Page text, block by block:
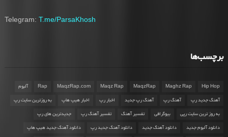
Telegram: T.me/ParsaKhosh
برچسب‌ها
Hip Hop
Maghz Rap
MaqzRap
Maqz Rap
MaqzRap.com
Rap آلبوم
آهنگ جدید رپ آهنگ رپ آهنگ رپ جدید اخبار رپ اخبار هیپ هاپ به روزترین سایت رپ
به روز ترین سایت رپی بیوگرافی تفسیر آهنگ تفسیر آهنگ رپ جدیدترین های رپ
دانلود آلبوم جدید دانلود آهنگ جدید دانلود آهنگ جدید رپ دانلود آهنگ جدید هیپ هاپ